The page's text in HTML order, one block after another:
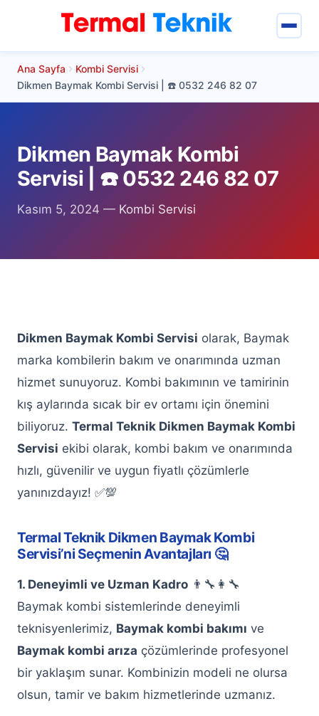
Termal Teknik
Keçiören Servisler
Keçiören Klima Servisi
Keçiören Arçelik Klima Servisi
Keçiören Alarko Klima Servisi
Keçiören Bosch Klima Servisi
Keçiören Baymak Klima Servisi
Keçiören Demirdöküm Klima Servisi
Keçiören LG Klima Servisi
Keçiören Beko Klima Servisi
Keçiören Daikin Klima Servisi
Keçiören Kombi Servisi
Keçiören ECA Kombi Servisi
Keçiören Baymak Kombi Servisi
Keçiören Demirdöküm Kombi Servisi
Ana Sayfa
Kombi Servisi
Dikmen Baymak Kombi Servisi | ☎️ 0532 246 82 07
Dikmen Baymak Kombi
Servisi | ☎️ 0532 246 82 07
Kasım 5, 2024 — Kombi Servisi
Dikmen Baymak Kombi Servisi olarak, Baymak
marka kombilerin bakım ve onarımında uzman
hizmet sunuyoruz. Kombi bakımının ve tamirinin
kış aylarında sıcak bir ev ortamı için önemini
biliyoruz. Termal Teknik Dikmen Baymak Kombi
Servisi ekibi olarak, kombi bakım ve onarımında
hızlı, güvenilir ve uygun fiyatlı çözümlerle
yanınızdayız! ✅💯
Termal Teknik Dikmen Baymak Kombi
Servisi’ni Seçmenin Avantajları 🤔
1. Deneyimli ve Uzman Kadro 👨‍🔧👩‍🔧
Baymak kombi sistemlerinde deneyimli
teknisyenlerimiz, Baymak kombi bakımı ve
Baymak kombi arıza çözümlerinde profesyonel
bir yaklaşım sunar. Kombinizin modeli ne olursa
olsun, tamir ve bakım hizmetlerinde uzmanız.